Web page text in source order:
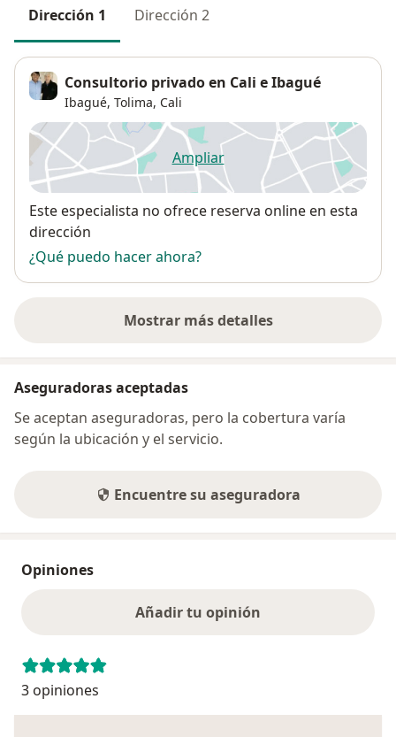
Dirección 1 Dirección 2
Consultorio privado en Cali e Ibagué
Ibagué, Tolima, Cali
Ampliarse abre en una nueva
Disponibilidad
Este especialista no ofrece reserva online en esta
dirección
¿Qué puedo hacer ahora?
Mostrar más detalles
sobre la dirección
Aseguradoras aceptadas
Se aceptan aseguradoras, pero la cobertura varía
según la ubicación y el servicio.
Encuentre su aseguradora
Opiniones
Añadir tu opinión
3 opiniones